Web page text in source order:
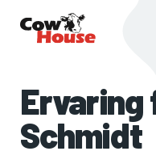
Ervaring
Schmidt